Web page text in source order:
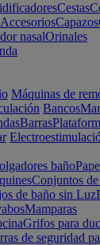
Cestas
AccesoriosCapazos
nasalOrinales
Máquinas de
Bancos
Barras
baño
Conjuntos
de baño sin Luz
Mamparas
Grifos para
de seguridad